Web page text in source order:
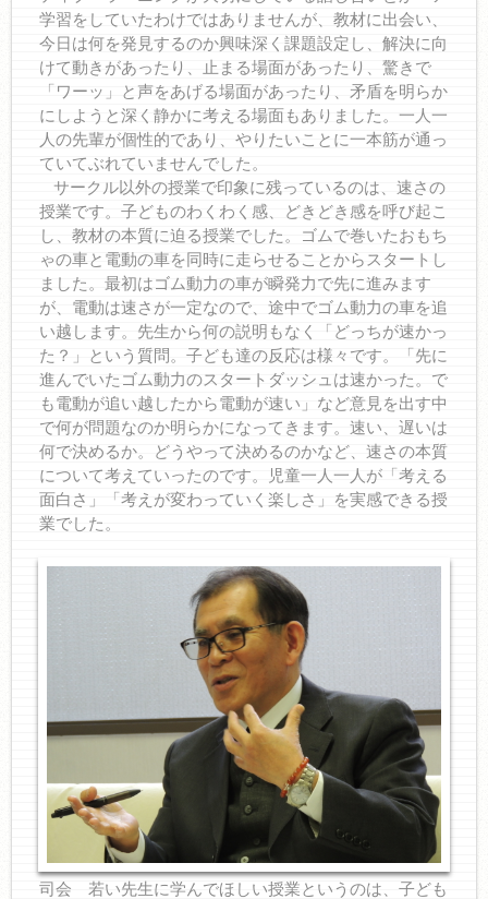
学習をしていたわけではありませんが、教材に出会い、
今日は何を発見するのか興味深く課題設定し、解決に向
けて動きがあったり、止まる場面があったり、驚きで
「ワーッ」と声をあげる場面があったり、矛盾を明らか
にしようと深く静かに考える場面もありました。一人一
人の先輩が個性的であり、やりたいことに一本筋が通っ
ていてぶれていませんでした。
サークル以外の授業で印象に残っているのは、速さの
授業です。子どものわくわく感、どきどき感を呼び起こ
し、教材の本質に迫る授業でした。ゴムで巻いたおもち
ゃの車と電動の車を同時に走らせることからスタートし
ました。最初はゴム動力の車が瞬発力で先に進みます
が、電動は速さが一定なので、途中でゴム動力の車を追
い越します。先生から何の説明もなく「どっちが速かっ
た？」という質問。子ども達の反応は様々です。「先に
進んでいたゴム動力のスタートダッシュは速かった。で
も電動が追い越したから電動が速い」など意見を出す中
で何が問題なのか明らかになってきます。速い、遅いは
何で決めるか。どうやって決めるのかなど、速さの本質
について考えていったのです。児童一人一人が「考える
面白さ」「考えが変わっていく楽しさ」を実感できる授
業でした。
司会 若い先生に学んでほしい授業というのは、子ども